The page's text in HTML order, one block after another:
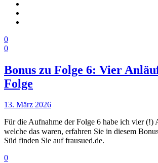
0
0
Bonus zu Folge 6: Vier
Folge
13. März 2026
Für die Aufnahme der Folge 6 habe ich vier (!)
welche das waren, erfahren Sie in diesem
Süd finden Sie auf frausued.de.
0